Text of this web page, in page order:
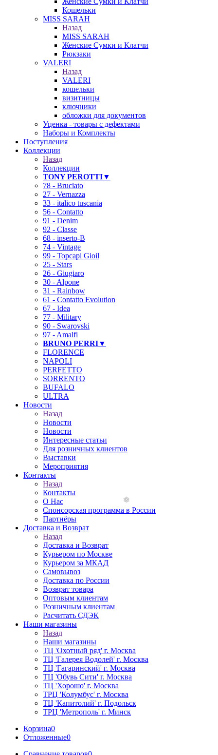
Кошельки
MISS SARAH
Назад
MISS SARAH
Женские Сумки и Клатчи
Рюкзаки
VALERI
Назад
VALERI
кошельки
визитницы
ключники
обложки для документов
Уценка - товары с дефектами
Наборы и Комплекты
Поступления
Коллекции
Назад
Коллекции
TONY PEROTTI▼
78 - Bruciato
27 - Vernazza
33 - italico tuscania
56 - Contatto
91 - Denim
92 - Classe
68 - inserto-B
74 - Vintage
99 - Topcapi Gioil
25 - Stars
26 - Giugiaro
30 - Alpone
31 - Rainbow
61 - Contatto Evolution
67 - Idea
77 - Military
90 - Swarovski
97 - Amalfi
BRUNO PERRI▼
FLORENCE
NAPOLI
PERFETTO
SORRENTO
BUFALO
ULTRA
Новости
Назад
Новости
Новости
Интересные статьи
Для розничных клиентов
Выставки
Мероприятия
Контакты
Назад
Контакты
О Нас
Спонсорская программа в России
Партнёры
Доставка и Возврат
Назад
Доставка и Возврат
Курьером по Москве
Курьером за МКАД
Самовывоз
Доставка по России
Возврат товара
Оптовым клиентам
Розничным клиентам
Расчитать СДЭК
Наши магазины
Назад
Наши магазины
ТЦ 'Охотный ряд' г. Москва
ТЦ 'Галерея Водолей' г. Москва
ТЦ 'Гагаринский' г. Москва
ТЦ 'Обувь Сити' г. Москва
ТЦ 'Хорошо' г. Москва
ТРЦ 'Колумбус' г. Москва
ТЦ 'Капитолий' г. Подольск
ТРЦ 'Метрополь' г. Минск
Корзина0
Отложенные0